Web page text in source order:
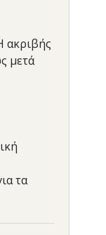
ακριβής
μετά
τα